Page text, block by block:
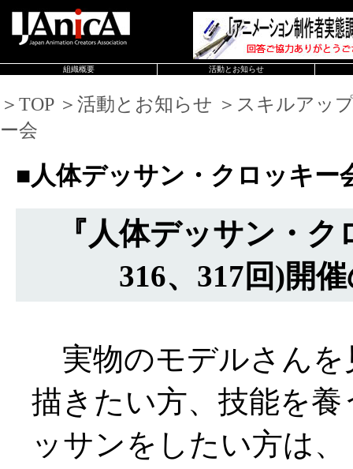
組織概要 活動とお知らせ
＞TOP ＞活動とお知らせ ＞スキルアッ
ー会
■人体デッサン・クロッキー
『人体デッサン・
316、317回)開
実物のモデルさんを
描きたい方、技能を
ッサンをしたい方は